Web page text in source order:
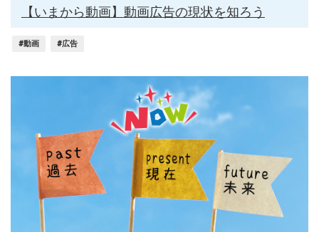
【いまから動画】動画広告の現状を知ろう
#動画 #広告